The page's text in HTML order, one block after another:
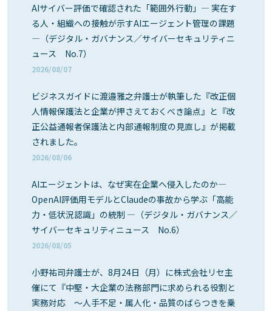
AIサイバー評価で確認された「範囲外行動」― 実在す
る人・組織への接触が示すAIエージェント管理の課題
―（デジタル・ガバナンス／サイバーセキュリティニ
ュース No.7）
2026/08/07
ビジネスガイドに渡邉雅之弁護士が執筆した『改正個
人情報保護法と企業が押さえておくべき論点』と『改
正公益通報者保護法と内部通報制度の見直し』が掲載
されました。
2026/08/06
AIエージェントは、なぜ実在企業へ侵入したのか―
OpenAI評価用モデルとClaudeの事故から学ぶ「高能
力・低状況認識」の統制 ―（デジタル・ガバナンス／
サイバーセキュリティニュース No.6）
2026/08/05
小野祐司弁護士が、8月24日（月）に株式会社リセ主
催にて『中堅・大企業の法務部門に求められる役割と
実務対応 ～人手不足・属人化・品質のばらつきを乗